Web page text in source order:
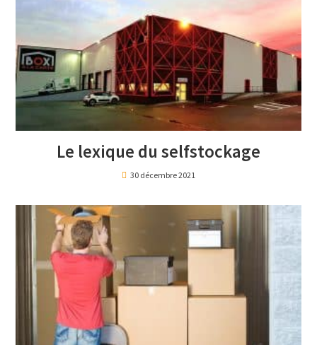
Le lexique du selfstockage
30 décembre 2021